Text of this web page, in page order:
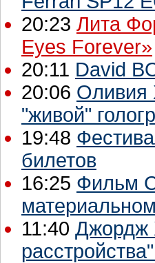
20:23 Лита
Eyes Forever»
20:11 David
20:06 Оливия
"живой"
19:48
билетов
16:25 Фильм
11:40 Джордж